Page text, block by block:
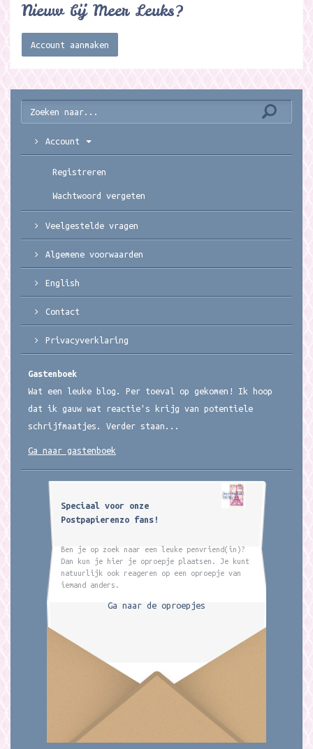
Nieuw bij Meer Leuks?
Account aanmaken
Account
Registreren
Wachtwoord vergeten
Veelgestelde vragen
Algemene voorwaarden
English
Contact
Privacyverklaring
Gastenboek
Wat een leuke blog. Per toeval op gekomen! Ik hoop
dat ik gauw wat reactie's krijg van potentiele
schrijfmaatjes. Verder staan...
Ga naar gastenboek
Speciaal voor onze
Postpapierenzo fans!
Ben je op zoek naar een leuke penvriend(in)?
Dan kun je hier je oproepje plaatsen. Je kunt
natuurlijk ook reageren op een oproepje van
iemand anders.
Ga naar de oproepjes